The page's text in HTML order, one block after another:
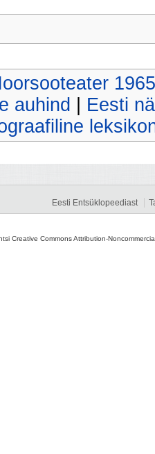
auhind
Eesti
Eesti Entsüklopeediast
Creative Commons Attribution-